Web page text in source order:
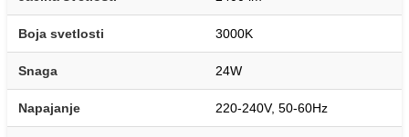
Boja svetlosti 3000K
Snaga 24W
Napajanje 220-240V, 50-60Hz